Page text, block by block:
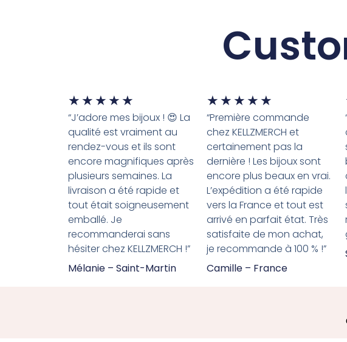
★ ★ ★ ★ ★
“J’adore mes bijoux ! 😍 La
qualité est vraiment au
rendez-vous et ils sont
encore magnifiques après
plusieurs semaines. La
livraison a été rapide et
tout était soigneusement
emballé. Je
recommanderai sans
hésiter chez KELLZMERCH !”
Mélanie – Saint-Martin
★ ★ ★ ★ ★
“Première commande
chez KELLZMERCH et
certainement pas la
dernière ! Les bijoux sont
encore plus beaux en vrai.
L’expédition a été rapide
vers la France et tout est
arrivé en parfait état. Très
satisfaite de mon achat,
je recommande à 100 % !”
Camille – France